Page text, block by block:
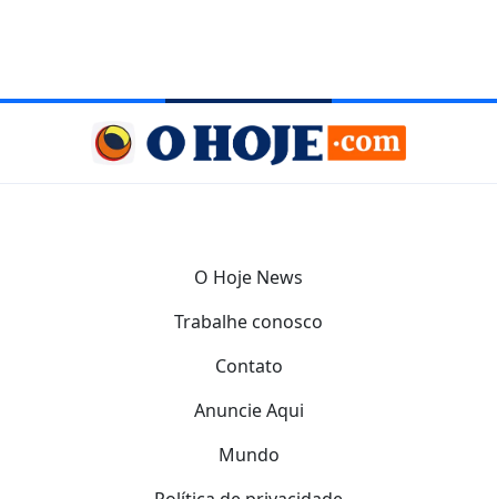
O Hoje News
Trabalhe conosco
Contato
Anuncie Aqui
Mundo